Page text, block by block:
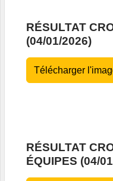
RÉSULTAT
(04/01/2026)
Télécharger
RÉSULTAT
ÉQUIPES (04/